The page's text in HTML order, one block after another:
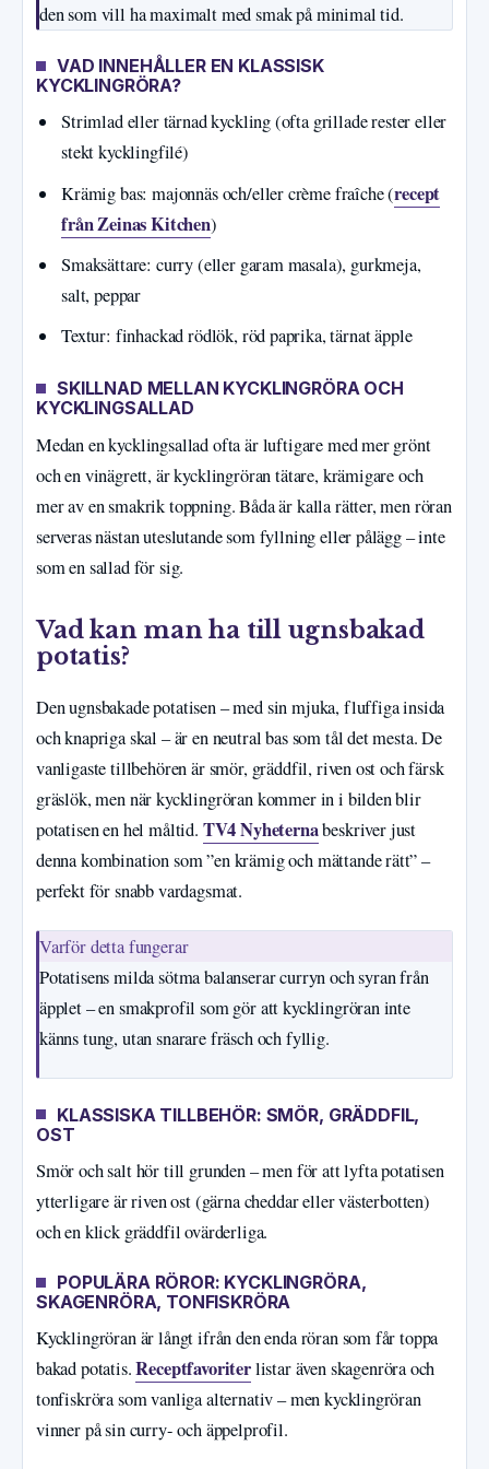
den som vill ha maximalt med smak på minimal tid.
VAD INNEHÅLLER EN KLASSISK
KYCKLINGRÖRA?
Strimlad eller tärnad kyckling (ofta grillade rester eller
stekt kycklingfilé)
Krämig bas: majonnäs och/eller crème fraîche (recept
från Zeinas Kitchen)
Smaksättare: curry (eller garam masala), gurkmeja,
salt, peppar
Textur: finhackad rödlök, röd paprika, tärnat äpple
SKILLNAD MELLAN KYCKLINGRÖRA OCH
KYCKLINGSALLAD
Medan en kycklingsallad ofta är luftigare med mer grönt
och en vinägrett, är kycklingröran tätare, krämigare och
mer av en smakrik toppning. Båda är kalla rätter, men röran
serveras nästan uteslutande som fyllning eller pålägg – inte
som en sallad för sig.
Vad kan man ha till ugnsbakad
potatis?
Den ugnsbakade potatisen – med sin mjuka, fluffiga insida
och knapriga skal – är en neutral bas som tål det mesta. De
vanligaste tillbehören är smör, gräddfil, riven ost och färsk
gräslök, men när kycklingröran kommer in i bilden blir
potatisen en hel måltid. TV4 Nyheternabeskriver just
denna kombination som ”en krämig och mättande rätt” –
perfekt för snabb vardagsmat.
Varför detta fungerar
Potatisens milda sötma balanserar curryn och syran från
äpplet – en smakprofil som gör att kycklingröran inte
känns tung, utan snarare fräsch och fyllig.
KLASSISKA TILLBEHÖR: SMÖR, GRÄDDFIL,
OST
Smör och salt hör till grunden – men för att lyfta potatisen
ytterligare är riven ost (gärna cheddar eller västerbotten)
och en klick gräddfil ovärderliga.
POPULÄRA RÖROR: KYCKLINGRÖRA,
SKAGENRÖRA, TONFISKRÖRA
Kycklingröran är långt ifrån den enda röran som får toppa
bakad potatis.Receptfavoriterlistar även skagenröra och
tonfiskröra som vanliga alternativ – men kycklingröran
vinner på sin curry- och äppelprofil.